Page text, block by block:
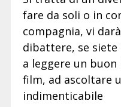
fare da soli o in
compagnia, vi
dibattere, se siete
a leggere un
film, ad ascoltare
indimenticabile